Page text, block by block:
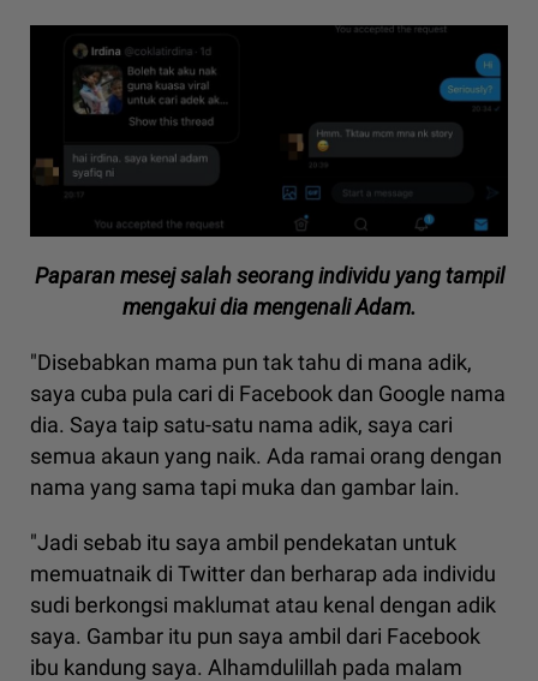
Paparan mesej salah seorang individu yang tampil
mengakui dia mengenali Adam.
"Disebabkan mama pun tak tahu di mana adik,
saya cuba pula cari di Facebook dan Google nama
dia. Saya taip satu-satu nama adik, saya cari
semua akaun yang naik. Ada ramai orang dengan
nama yang sama tapi muka dan gambar lain.
"Jadi sebab itu saya ambil pendekatan untuk
memuatnaik di Twitter dan berharap ada individu
sudi berkongsi maklumat atau kenal dengan adik
saya. Gambar itu pun saya ambil dari Facebook
ibu kandung saya. Alhamdulillah pada malam